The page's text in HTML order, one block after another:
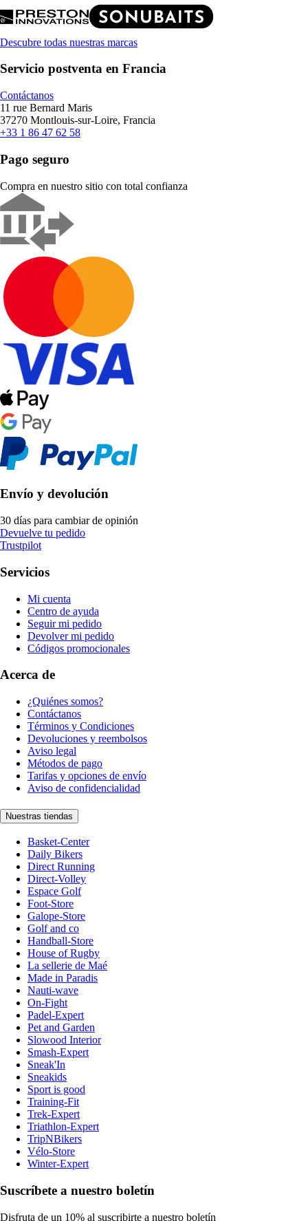
Descubre todas nuestras marcas
Servicio postventa en Francia
Contáctanos
11 rue Bernard Maris
37270 Montlouis-sur-Loire, Francia
+33 1 86 47 62 58
Pago seguro
Compra en nuestro sitio con total confianza
Envío y devolución
30 días para cambiar de opinión
Devuelve tu pedido
Trustpilot
Servicios
Mi cuenta
Centro de ayuda
Seguir mi pedido
Devolver mi pedido
Códigos promocionales
Acerca de
¿Quiénes somos?
Contáctanos
Términos y Condiciones
Devoluciones y reembolsos
Aviso legal
Métodos de pago
Tarifas y opciones de envío
Aviso de confidencialidad
Nuestras tiendas
Basket-Center
Daily Bikers
Direct Running
Direct-Volley
Espace Golf
Foot-Store
Galope-Store
Golf and co
Handball-Store
House of Rugby
La sellerie de Maé
Made in Paradis
Nauti-wave
On-Fight
Padel-Expert
Pet and Garden
Slowood Interior
Smash-Expert
Sneak'In
Sneakids
Sport is good
Training-Fit
Trek-Expert
Triathlon-Expert
TripNBikers
Vélo-Store
Winter-Expert
Suscríbete a nuestro boletín
Disfruta de un 10% al suscribirte a nuestro boletín